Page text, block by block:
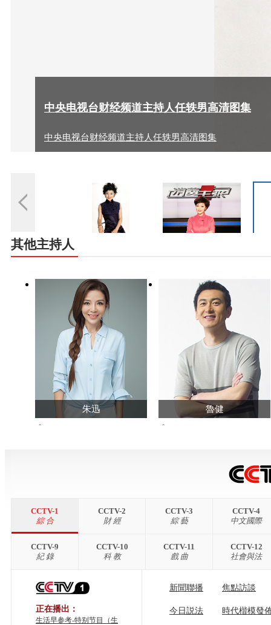
中央电视台财经频道主持人任轶男高清图集
中央电视台财经频道主持人任轶男高清图集
其他主持人
朱迅 魯健
CCTV-1
綜 合
CCTV-2
財 經
CCTV-3
綜 藝
CCTV-4
中文國際
CCTV-9
紀 錄
CCTV-10
科 教
CCTV-11
戲 曲
CCTV-12
社會與法
正在播出：
生活早参考-特别节目（生
新聞聯播 焦點訪談
今日説法 時代楷模發